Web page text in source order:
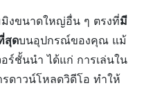
งขนาดใหญ่อื่น ๆ ตรงที่มี
สุดบนอุปกรณ์ของคุณ แม้
ร์ชั้นนำ ได้แก่ การเล่นใน
ดาวน์โหลดวิดีโอ ทำให้